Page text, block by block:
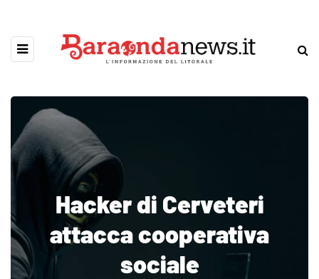
Hacker di Cerveteri
attacca cooperativa
sociale